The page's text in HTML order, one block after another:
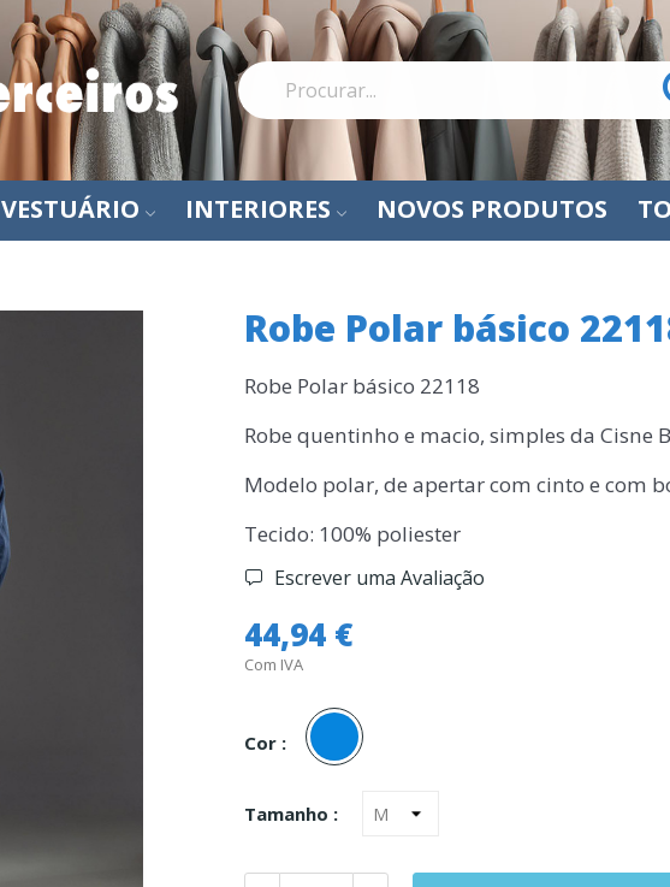
VESTUÁRIO INTERIORES NOVOS PRODUTOS
Robe Polar básico
Robe Polar básico 22118
Robe quentinho e macio, simples da Cisne
Modelo polar, de apertar com cinto e com
Tecido: 100% poliester
Escrever uma Avaliação
44,94 €
Com IVA
Cor :
Azul
Tamanho :